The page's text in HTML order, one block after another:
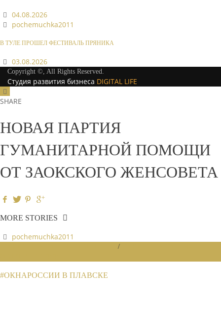
04.08.2026
pochemuchka2011
В ТУЛЕ ПРОШЕЛ ФЕСТИВАЛЬ ПРЯНИКА
03.08.2026
Copyright ©, All Rights Reserved.
Студия развития бизнеса DIGITAL LIFE
SHARE
НОВАЯ ПАРТИЯ
ГУМАНИТАРНОЙ ПОМОЩИ
ОТ ЗАОКСКОГО ЖЕНСОВЕТА
MORE STORIES
pochemuchka2011
/
#ОКНАРОССИИ В ПЛАВСКЕ